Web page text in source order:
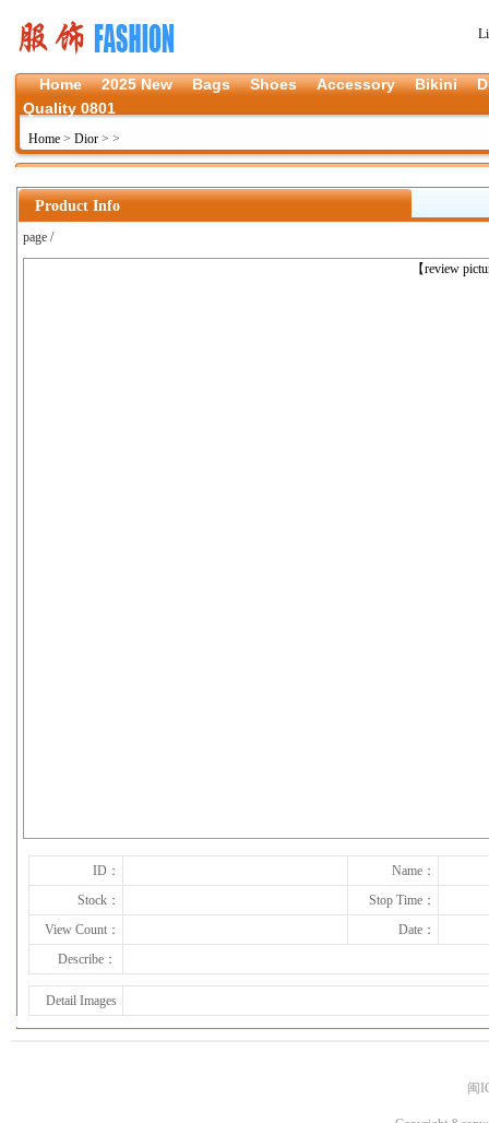
Home 2025 New Bags Shoes Accessory Bikini
Quality 0801
Home > Dior > >
Product Info
page /
【review
上一张
ID：
Name：
Stock：
Stop Time：
View Count：
Date：
Describe：
Detail Images
闽